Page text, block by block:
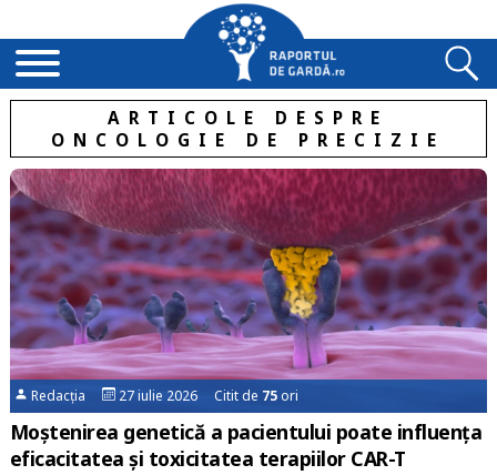
ARTICOLE DESPRE
ONCOLOGIE DE PRECIZIE
Redacția 27 iulie 2026 Citit de 75ori
Moștenirea genetică a pacientului poate influența
eficacitatea și toxicitatea terapiilor CAR-T